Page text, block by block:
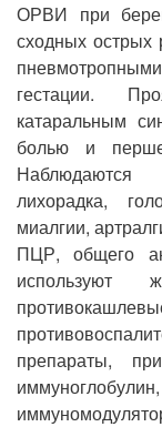
ОРВИ при
сходных острых
гестации.
катаральным
болью и
лихорадка,
миалгии,
ПЦР, общего
используют
препараты,